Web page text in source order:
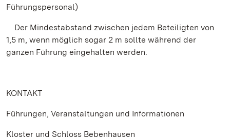
Führungspersonal)
Der Mindestabstand zwischen jedem Beteiligten von
1,5 m, wenn möglich sogar 2 m sollte während der
ganzen Führung eingehalten werden.
KONTAKT
Führungen, Veranstaltungen und Informationen
Kloster und Schloss Bebenhausen